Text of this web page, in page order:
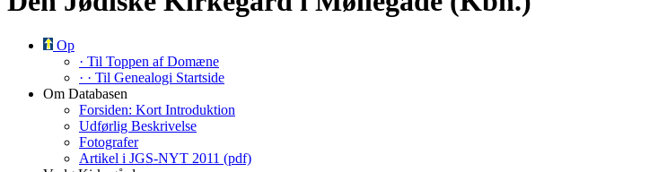
Op
· Til Toppen af Domæne
· · Til Genealogi Startside
Om Databasen
Forsiden: Kort Introduktion
Udførlig Beskrivelse
Fotografer
Artikel i JGS-NYT 2011 (pdf)